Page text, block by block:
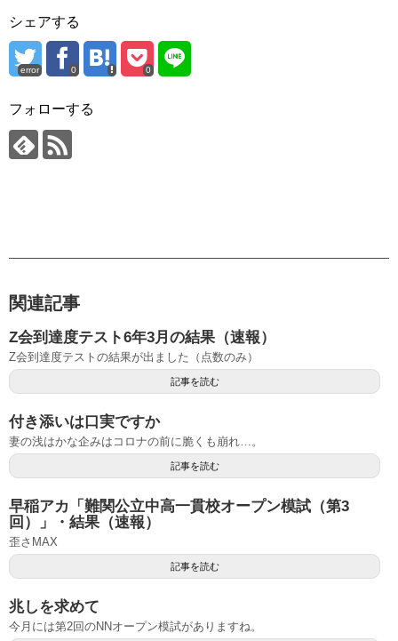
シェアする
error 0 0
フォローする
関連記事
Z会到達度テスト6年3月の結果（速報）
Z会到達度テストの結果が出ました（点数のみ）
記事を読む
付き添いは口実ですか
妻の浅はかな企みはコロナの前に脆くも崩れ…。
記事を読む
早稲アカ「難関公立中高一貫校オープン模試（第3
回）」・結果（速報）
歪さMAX
記事を読む
兆しを求めて
今月には第2回のNNオープン模試がありますね。